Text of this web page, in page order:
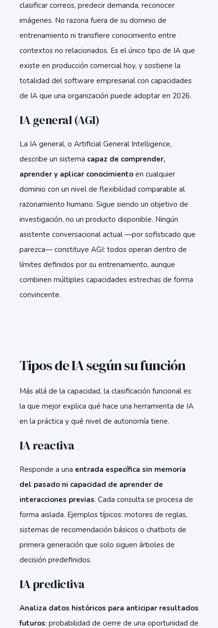
clasificar correos, predecir demanda, reconocer
imágenes. No razona fuera de su dominio de
entrenamiento ni transfiere conocimiento entre
contextos no relacionados. Es el único tipo de IA que
existe en producción comercial hoy, y sostiene la
totalidad del software empresarial con capacidades
de IA que una organización puede adoptar en 2026.
IA general (AGI)
La IA general, o Artificial General Intelligence,
describe un sistema capaz de comprender,
aprender y aplicar conocimiento en cualquier
dominio con un nivel de flexibilidad comparable al
razonamiento humano. Sigue siendo un objetivo de
investigación, no un producto disponible. Ningún
asistente conversacional actual —por sofisticado que
parezca— constituye AGI: todos operan dentro de
límites definidos por su entrenamiento, aunque
combinen múltiples capacidades estrechas de forma
convincente.
Tipos de IA según su función
Más allá de la capacidad, la clasificación funcional es
la que mejor explica qué hace una herramienta de IA
en la práctica y qué nivel de autonomía tiene.
IA reactiva
Responde a una entrada específica sin memoria
del pasado ni capacidad de aprender de
interacciones previas. Cada consulta se procesa de
forma aislada. Ejemplos típicos: motores de reglas,
sistemas de recomendación básicos o chatbots de
primera generación que solo siguen árboles de
decisión predefinidos.
IA predictiva
Analiza datos históricos para anticipar resultados
futuros: probabilidad de cierre de una oportunidad de